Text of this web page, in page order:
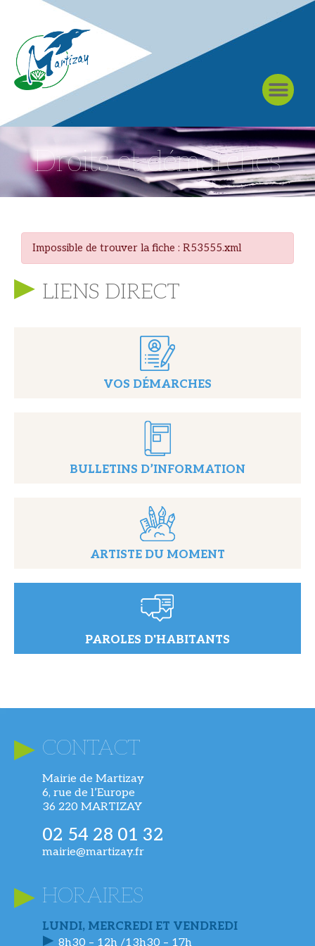
Droits et démarches
Impossible de trouver la fiche : R53555.xml
LIENS DIRECT
VOS DÉMARCHES
BULLETINS D’INFORMATION
ARTISTE DU MOMENT
PAROLES D'HABITANTS
CONTACT
Mairie de Martizay
6, rue de l’Europe
36 220 MARTIZAY
02 54 28 01 32
mairie@martizay.fr
HORAIRES
LUNDI, MERCREDI ET VENDREDI
8h30 – 12h /13h30 – 17h